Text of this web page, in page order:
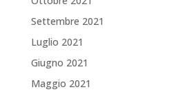
Settembre 2021
Luglio 2021
Giugno 2021
Maggio 2021